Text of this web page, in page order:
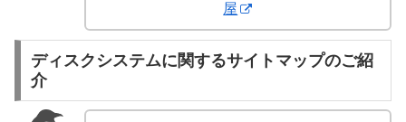
屋
ディスクシステムに関するサイトマップのご紹
介